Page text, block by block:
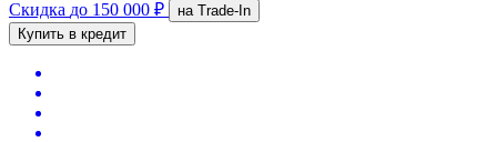
Скидка до 150 000 ₽
на Trade-In
Купить в кредит